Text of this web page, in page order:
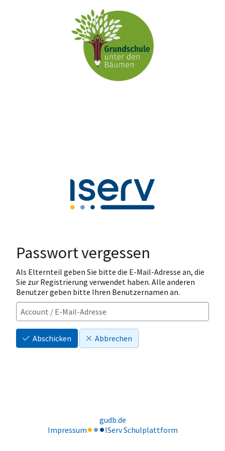
Passwort vergessen
Als Elternteil geben Sie bitte die E-Mail-Adresse an, die
Sie zur Registrierung verwendet haben. Alle anderen
Benutzer geben bitte Ihren Benutzernamen an.
Abschicken Abbrechen
gudb.de
Impressum
IServ Schulplattform